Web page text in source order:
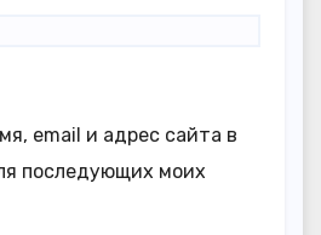
email и адрес сайта в
последующих моих